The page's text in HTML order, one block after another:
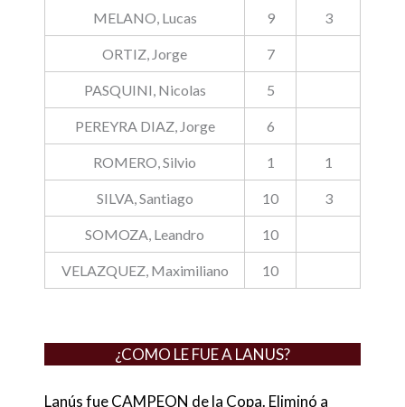
MELANO, Lucas 9 3
ORTIZ, Jorge 7
PASQUINI, Nicolas 5
PEREYRA DIAZ, Jorge 6
ROMERO, Silvio 1 1
SILVA, Santiago 10 3
SOMOZA, Leandro 10
VELAZQUEZ, Maximiliano 10
¿COMO LE FUE A LANUS?
Lanús fue CAMPEON de la Copa. Eliminó a